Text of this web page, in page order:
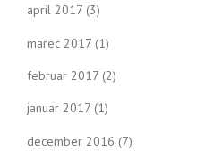
april 2017 (3)
marec 2017 (1)
februar 2017 (2)
januar 2017 (1)
december 2016 (7)